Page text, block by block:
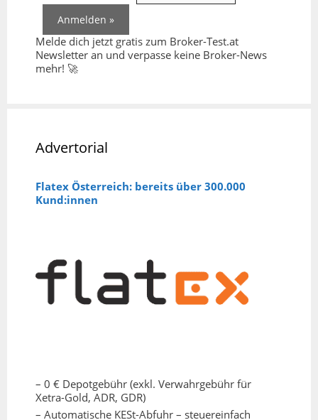
Melde dich jetzt gratis zum Broker-Test.at
Newsletter an und verpasse keine Broker-News
mehr! 🚀
Advertorial
Flatex Österreich: bereits über 300.000
Kund:innen
– 0 € Depotgebühr (exkl. Verwahrgebühr für
Xetra-Gold, ADR, GDR)
– Automatische KESt-Abfuhr – steuereinfach